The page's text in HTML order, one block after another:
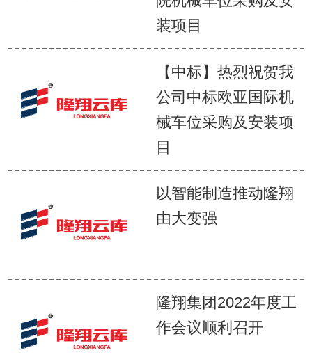
装项目
【中标】热烈祝贺我
公司中标欧亚国际机
械车位采购及安装项
目
以智能制造推动隆翔
由大变强
隆翔集团2022年度工
作会议顺利召开